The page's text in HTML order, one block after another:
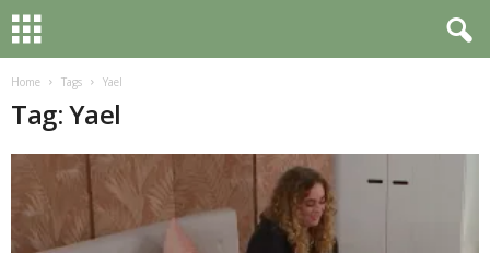
Home Tags Yael
Tag: Yael